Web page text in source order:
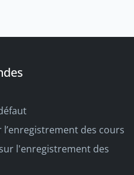
des cours
l'enregistrement des